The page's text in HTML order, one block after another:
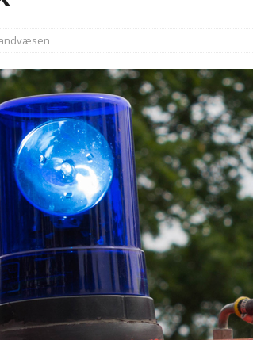
brugte lidt længere tid på at komme af